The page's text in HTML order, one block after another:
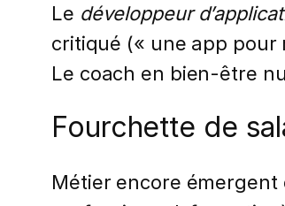
Le développeur
critiqué (« une app pour
Le coach en bien-être
Fourchette de
Métier encore émergent